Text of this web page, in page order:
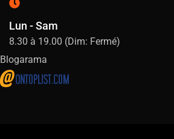
Lun - Sam
8.30 à 19.00 (Dim: Fermé)
Blogarama